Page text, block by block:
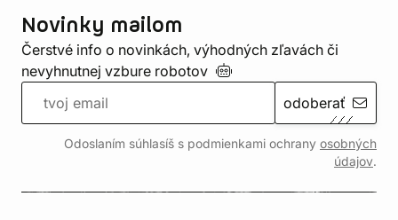
Novinky mailom
Čerstvé info o novinkách, výhodných zľavách či
nevyhnutnej vzbure robotov
odoberať
Odoslaním súhlasíš s podmienkami ochrany osobných
údajov.